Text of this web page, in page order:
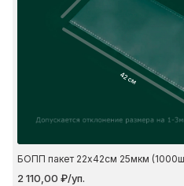
42 см
БОПП пакет 22х42см 25мкм
2 110,00 ₽/уп.